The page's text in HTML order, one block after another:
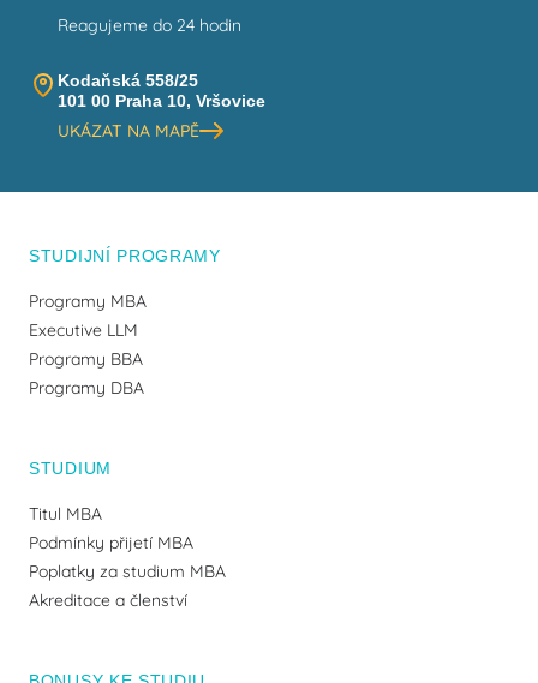
Reagujeme do 24 hodin
Kodaňská 558/25
101 00 Praha 10, Vršovice
UKÁZAT NA MAPĚ
STUDIJNÍ PROGRAMY
Programy MBA
Executive LLM
Programy BBA
Programy DBA
STUDIUM
Titul MBA
Podmínky přijetí MBA
Poplatky za studium MBA
Akreditace a členství